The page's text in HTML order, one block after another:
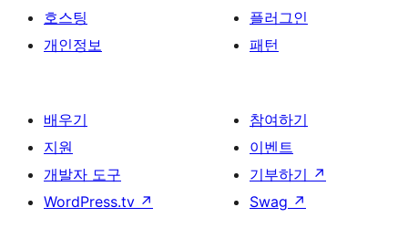
호스팅
개인정보
플러그인
패턴
배우기
지원
개발자 도구
WordPress.tv ↗
참여하기
이벤트
기부하기 ↗
Swag ↗